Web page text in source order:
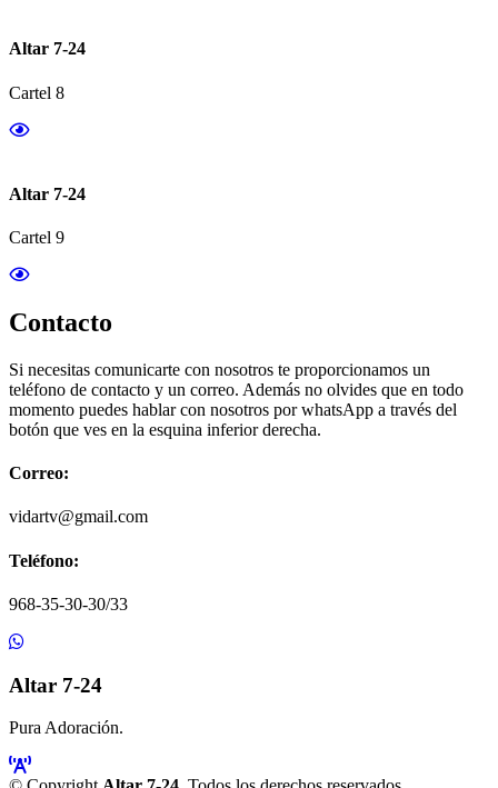
Altar 7-24
Cartel 8
Altar 7-24
Cartel 9
Contacto
Si necesitas comunicarte con nosotros te proporcionamos un
teléfono de contacto y un correo. Además no olvides que en todo
momento puedes hablar con nosotros por whatsApp a través del
botón que ves en la esquina inferior derecha.
Correo:
vidartv@gmail.com
Teléfono:
968-35-30-30/33
Altar 7-24
Pura Adoración.